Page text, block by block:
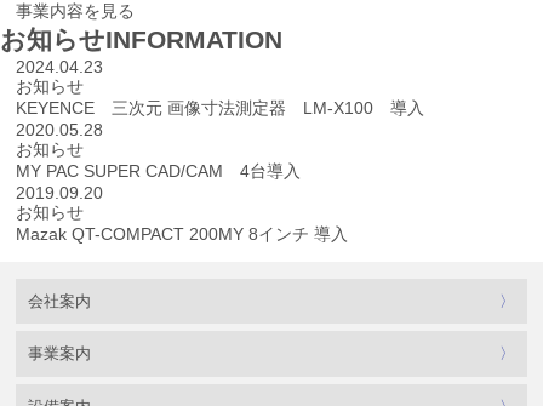
事業内容を見る
お知らせINFORMATION
2024.04.23
お知らせ
KEYENCE 三次元 画像寸法測定器 LM-X100 導入
2020.05.28
お知らせ
MY PAC SUPER CAD/CAM 4台導入
2019.09.20
お知らせ
Mazak QT-COMPACT 200MY 8インチ 導入
会社案内
事業案内